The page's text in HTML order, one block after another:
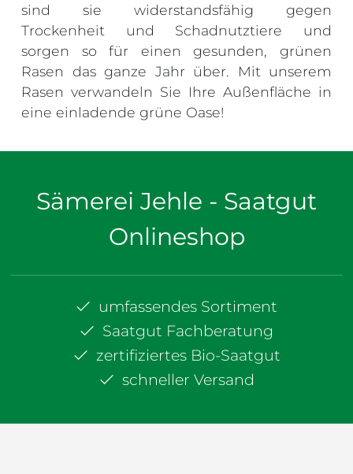
sind sie widerstandsfähig gegen
Trockenheit und Schadnutztiere und
sorgen so für einen gesunden, grünen
Rasen das ganze Jahr über. Mit unserem
Rasen verwandeln Sie Ihre Außenfläche in
eine einladende grüne Oase!
Sämerei Jehle - Saatgut
Onlineshop
umfassendes Sortiment
Saatgut Fachberatung
zertifiziertes Bio-Saatgut
schneller Versand